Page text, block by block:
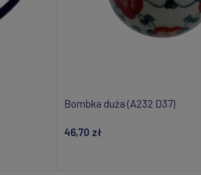
Bombka duża (A232 D37)
46,70 zł